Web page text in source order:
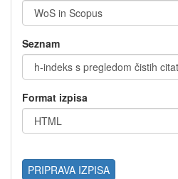
Seznam
Format izpisa
PRIPRAVA IZPISA